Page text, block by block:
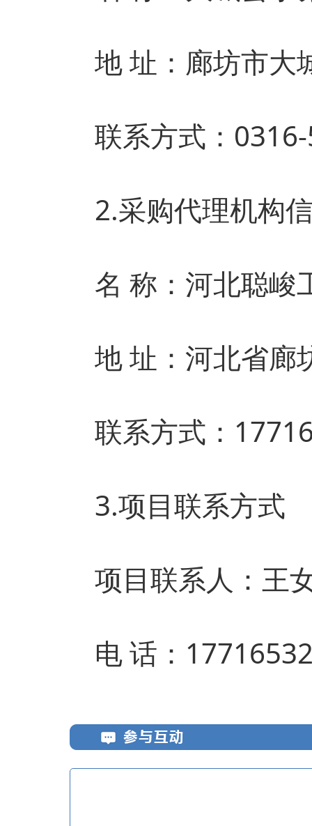
地 址：廊坊市大
联系方式：
2.采购代理机构
名 称：河北聪峻
地 址：河北省廊
联系方式：
3.项目联系方式
项目联系人：王
电 话：